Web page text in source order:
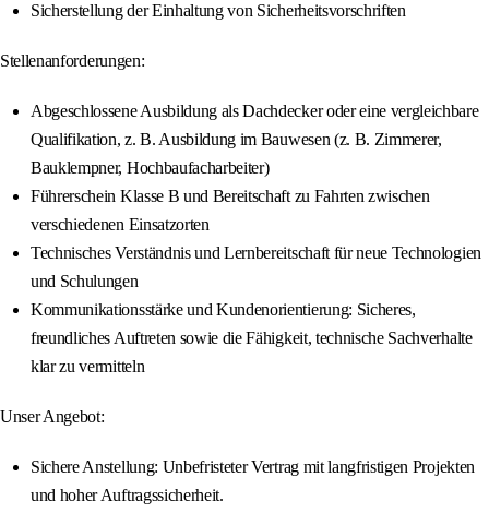
Sicherstellung der Einhaltung von Sicherheitsvorschriften
Stellenanforderungen:
Abgeschlossene Ausbildung als Dachdecker oder eine vergleichbare
Qualifikation, z. B. Ausbildung im Bauwesen (z. B. Zimmerer,
Bauklempner, Hochbaufacharbeiter)
Führerschein Klasse B und Bereitschaft zu Fahrten zwischen
verschiedenen Einsatzorten
Technisches Verständnis und Lernbereitschaft für neue Technologien
und Schulungen
Kommunikationsstärke und Kundenorientierung: Sicheres,
freundliches Auftreten sowie die Fähigkeit, technische Sachverhalte
klar zu vermitteln
Unser Angebot:
Sichere Anstellung: Unbefristeter Vertrag mit langfristigen Projekten
und hoher Auftragssicherheit.